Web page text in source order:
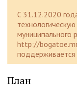
C 31.12.2020
муниципального
http://
План